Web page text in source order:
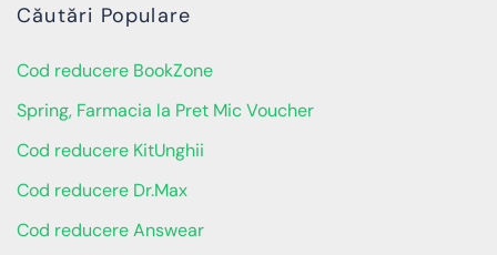
Căutări Populare
Cod reducere BookZone
Spring, Farmacia la Pret Mic Voucher
Cod reducere KitUnghii
Cod reducere Dr.Max
Cod reducere Answear